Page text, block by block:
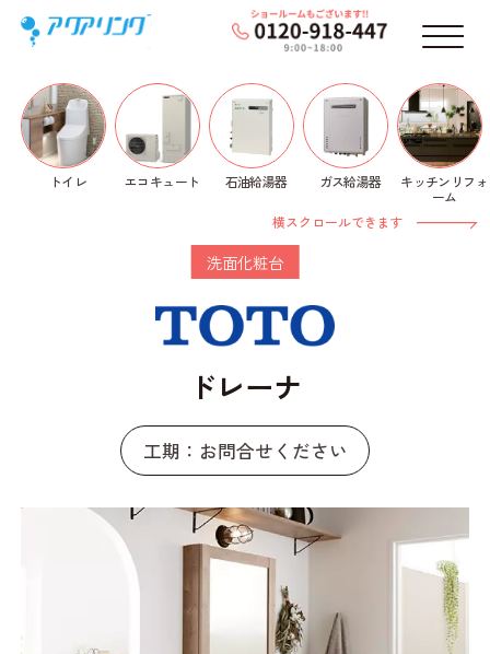
メニ
トイレ エコキュート 石油給湯器 ガス給湯器
キッチンリフォ
ーム
横スクロールできます
ホーム > 洗面化粧台> TOTO> ドレーナ> ドレーナ
洗面化粧台
ドレーナ
工期：お問合せください